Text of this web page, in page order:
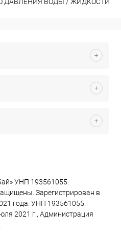
УНП 193561055.
Зарегистрирован в
года. УНП 193561055.
2021 г., Администрация